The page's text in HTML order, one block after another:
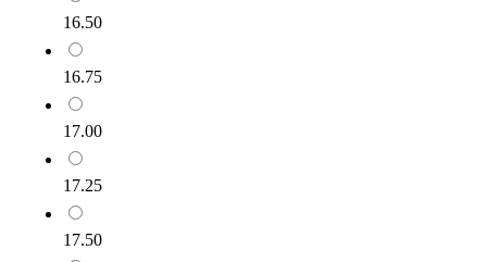
16.50
16.75
17.00
17.25
17.50